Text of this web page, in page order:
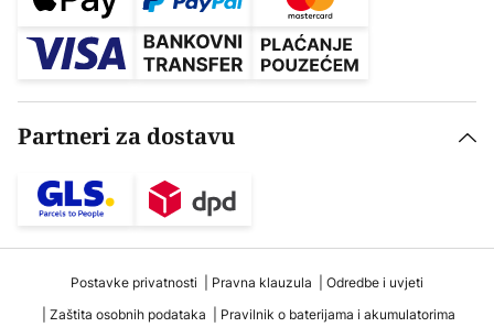
Partneri za dostavu
Postavke privatnosti Pravna klauzula
Odredbe i uvjeti
Zaštita osobnih podataka
Pravilnik o baterijama i akumulatorima